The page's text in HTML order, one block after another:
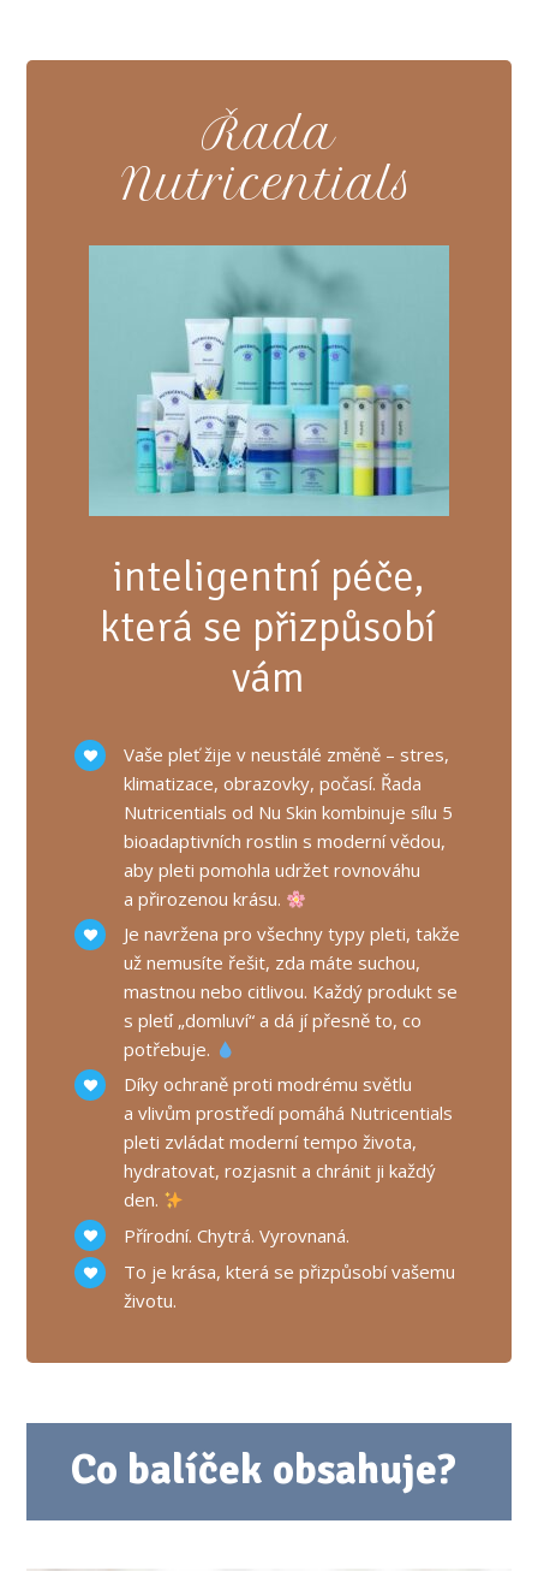
Řada
Nutricentials
inteligentní péče,
která se přizpůsobí
vám
Vaše pleť žije v neustálé změně – stres,
klimatizace, obrazovky, počasí. Řada
Nutricentials od Nu Skin kombinuje sílu 5
bioadaptivních rostlin s moderní vědou,
aby pleti pomohla udržet rovnováhu
a přirozenou krásu.
Je navržena pro všechny typy pleti, takže
už nemusíte řešit, zda máte suchou,
mastnou nebo citlivou. Každý produkt se
s pleťí „domluví“ a dá jí přesně to, co
potřebuje.
Díky ochraně proti modrému světlu
a vlivům prostředí pomáhá Nutricentials
pleti zvládat moderní tempo života,
hydratovat, rozjasnit a chránit ji každý
den.
Přírodní. Chytrá. Vyrovnaná.
To je krása, která se přizpůsobí vašemu
životu.
Co balíček obsahuje?